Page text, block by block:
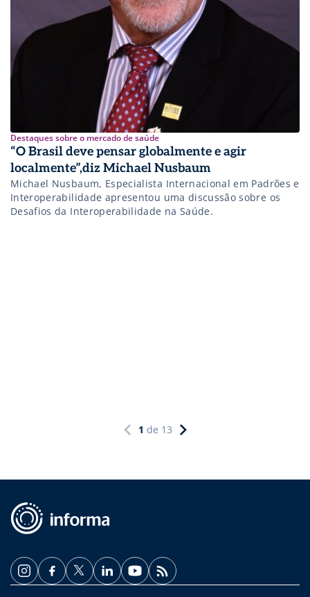
Destaques sobre o mercado de saúde
“O Brasil deve pensar globalmente e agir
localmente”,diz Michael Nusbaum
Michael Nusbaum, Especialista Internacional em Padrões e
Interoperabilidade apresentou uma discussão sobre os
Desafios da Interoperabilidade na Saúde.
1 de 13